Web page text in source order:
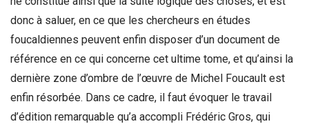
donc à saluer, en ce que les chercheurs en études
foucaldiennes peuvent enfin disposer d’un document de
référence en ce qui concerne cet ultime tome, et qu’ainsi la
dernière zone d’ombre de l’œuvre de Michel Foucault est
enfin résorbée. Dans ce cadre, il faut évoquer le travail
d’édition remarquable qu’a accompli Frédéric Gros, qui